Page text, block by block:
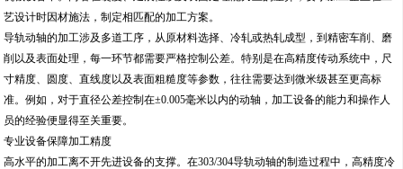
艺设计时因材施法，制定相匹配的加工方案。
导轨动轴的加工涉及多道工序，从原材料选择、冷轧或热轧成型，到精密车削、磨
削以及表面处理，每一环节都需要严格控制公差。特别是在高精度传动系统中，尺
寸精度、圆度、直线度以及表面粗糙度等参数，往往需要达到微米级甚至更高标
准。例如，对于直径公差控制在±0.005毫米以内的动轴，加工设备的能力和操作人
员的经验便显得至关重要。
专业设备保障加工精度
高水平的加工离不开先进设备的支撑。在303/304导轨动轴的制造过程中，高精度冷